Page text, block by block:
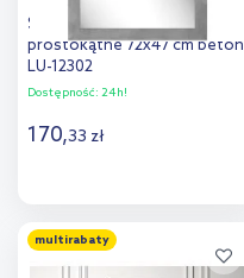
Styler Lahti lustro
prostokątne 72x47 cm beton
LU-12302
Dostępność: 24h!
170,33 zł
Dodaj do
multirabaty